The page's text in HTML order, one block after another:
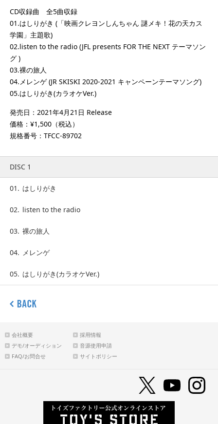
CD収録曲 全5曲収録
01.はしりがき (「映画クレヨンしんちゃん 謎メキ！花の天カス
学園」主題歌)
02.listen to the radio (JFL presents FOR THE NEXT テーマソン
グ )
03.裸の旅人
04.メレンゲ (JR SKISKI 2020-2021 キャンペーンテーマソング)
05.はしりがき(カラオケVer.)
発売日：2021年4月21日 Release
価格：¥1,500（税込）
規格番号：TFCC-89702
DISC 1
01. はしりがき
02. listen to the radio
03. 裸の旅人
04. メレンゲ
05. はしりがき(カラオケVer.)
会社概要
採用情報
デモ/オーディション
音源使用申請
FAQ/お問合せ
サイトポリシー